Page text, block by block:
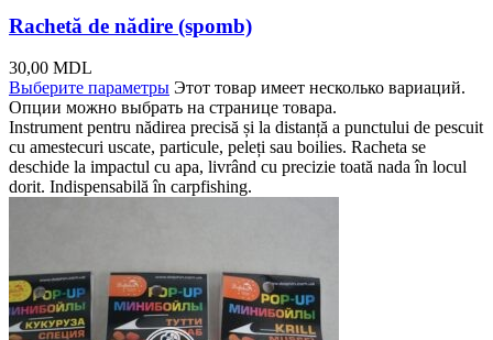
Rachetă de nădire (spomb)
30,00 MDL
Выберите параметры Этот товар имеет несколько вариаций.
Опции можно выбрать на странице товара.
Instrument pentru nădirea precisă și la distanță a punctului de pescuit
cu amestecuri uscate, particule, peleți sau boilies. Racheta se
deschide la impactul cu apa, livrând cu precizie toată nada în locul
dorit. Indispensabilă în carpfishing.